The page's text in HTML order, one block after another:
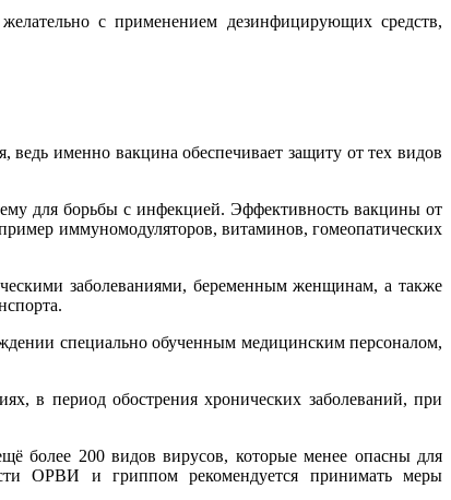
с применением дезинфицирующих средств,
именно вакцина обеспечивает защиту от тех видов
для борьбы с инфекцией. Эффективность вакцины от
иммуномодуляторов, витаминов, гомеопатических
заболеваниями, беременным женщинам, а также
специально обученным медицинским персоналом,
в период обострения хронических заболеваний, при
более 200 видов вирусов, которые менее опасны для
ОРВИ и гриппом рекомендуется принимать меры